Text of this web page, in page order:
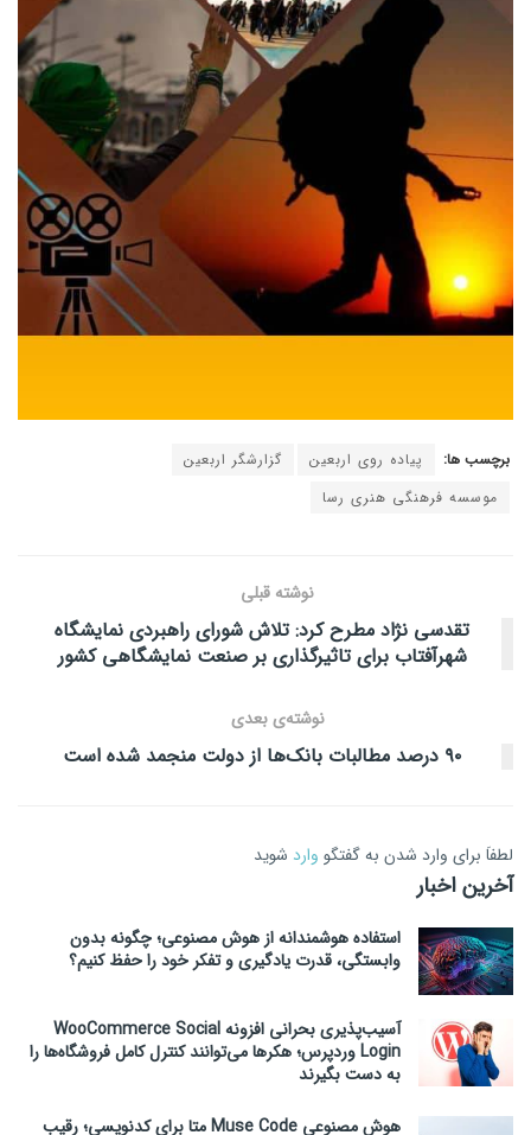
برچسب ها: پیاده روی اربعین
گزارشگر اربعین
موسسه فرهنگی هنری رسا
نوشته قبلی
تقدسی نژاد مطرح کرد: تلاش شورای راهبردی نمایشگاه
شهرآفتاب برای تاثیرگذاری بر صنعت نمایشگاهی کشور
نوشته‌ی بعدی
۹۰ درصد مطالبات بانک‌ها از دولت منجمد شده است
لطفاَ برای وارد شدن به گفتگو وارد شوید
آخرین اخبار
استفاده هوشمندانه از هوش مصنوعی؛ چگونه بدون
وابستگی، قدرت یادگیری و تفکر خود را حفظ کنیم؟
آسیب‌پذیری بحرانی افزونه WooCommerce Social
Login وردپرس؛ هکرها می‌توانند کنترل کامل فروشگاه‌ها را
به دست بگیرند
هوش مصنوعی Muse Code متا برای کدنویسی؛ رقیب